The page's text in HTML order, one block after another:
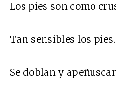
Los pies son como
Tan sensibles los pies.
Se doblan y